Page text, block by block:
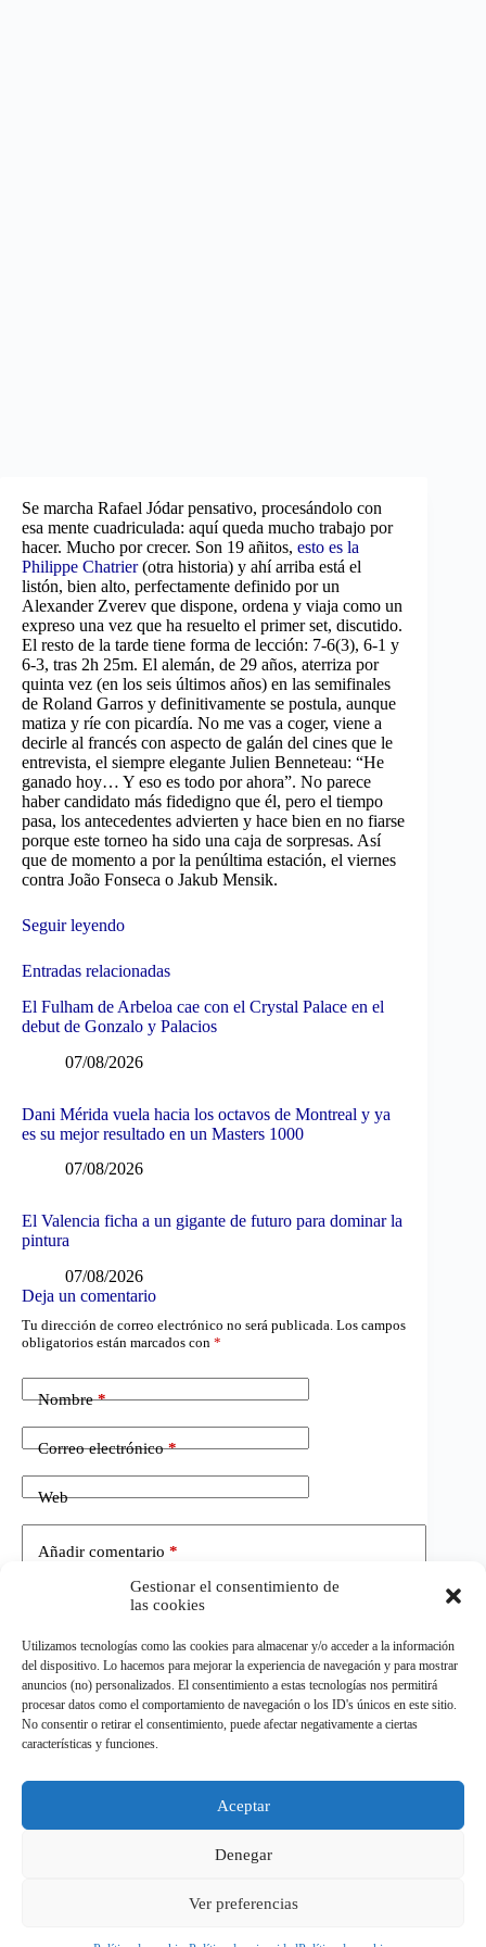
Gestionar el consentimiento de
las cookies
Utilizamos tecnologías como las cookies para almacenar y/o acceder a la información
del dispositivo. Lo hacemos para mejorar la experiencia de navegación y para mostrar
anuncios (no) personalizados. El consentimiento a estas tecnologías nos permitirá
procesar datos como el comportamiento de navegación o los ID's únicos en este sitio.
No consentir o retirar el consentimiento, puede afectar negativamente a ciertas
características y funciones.
Aceptar
Denegar
Ver preferencias
Se marcha Rafael Jódar pensativo, procesándolo con
esa mente cuadriculada: aquí queda mucho trabajo por
hacer. Mucho por crecer. Son 19 añitos, esto es la
Philippe Chatrier(otra historia) y ahí arriba está el
listón, bien alto, perfectamente definido por un
Alexander Zverev que dispone, ordena y viaja como un
expreso una vez que ha resuelto el primer set, discutido.
El resto de la tarde tiene forma de lección: 7-6(3), 6-1 y
6-3, tras 2h 25m. El alemán, de 29 años, aterriza por
quinta vez (en los seis últimos años) en las semifinales
de Roland Garros y definitivamente se postula, aunque
matiza y ríe con picardía. No me vas a coger, viene a
decirle al francés con aspecto de galán del cines que le
entrevista, el siempre elegante Julien Benneteau: “He
ganado hoy… Y eso es todo por ahora”. No parece
haber candidato más fidedigno que él, pero el tiempo
pasa, los antecedentes advierten y hace bien en no fiarse
porque este torneo ha sido una caja de sorpresas. Así
que de momento a por la penúltima estación, el viernes
contra João Fonseca o Jakub Mensik.
Seguir leyendo
Entradas relacionadas
El Fulham de Arbeloa cae con el Crystal Palace en el
debut de Gonzalo y Palacios
07/08/2026
Dani Mérida vuela hacia los octavos de Montreal y ya
es su mejor resultado en un Masters 1000
07/08/2026
El Valencia ficha a un gigante de futuro para dominar la
pintura
07/08/2026
Deja un comentario
Tu dirección de correo electrónico no será publicada. Los campos
obligatorios están marcados con *
Nombre*
Correo electrónico*
Web
Añadir comentario *
Publicar el comentario
Todos los derechos reservados.